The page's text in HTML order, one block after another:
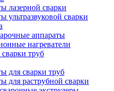
лазерной сварки
ультразвуковой сварки
аппараты
нагреватели
труб
для сварки труб
для раструбной сварки